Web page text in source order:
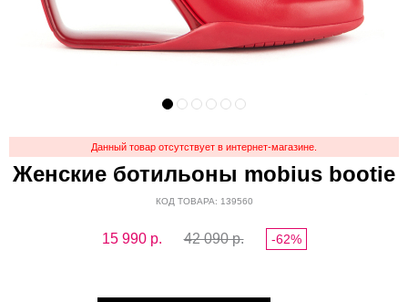
Данный товар отсутствует в интернет-магазине.
Женские ботильоны mobius bootie
КОД ТОВАРА: 139560
15 990р. 42 090 р. -62%